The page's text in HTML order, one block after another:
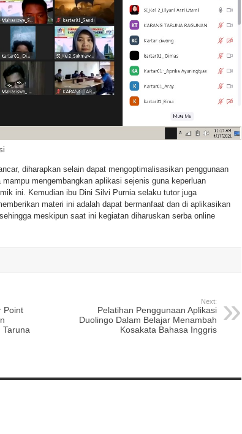
diharapkan selain dapat mengoptimalisasikan penggunaan
mengembangkan aplikasi sejenis guna keperluan
ini. Kemudian ibu Dini Silvi Purnia selaku tutor juga
materi ini adalah dapat bermanfaat dan di aplikasikan
meskipun saat ini kegiatan diharuskan serba online
Point
Taruna
Next:
Pelatihan Penggunaan Aplikasi
Duolingo Dalam Belajar Menambah
Kosakata Bahasa Inggris